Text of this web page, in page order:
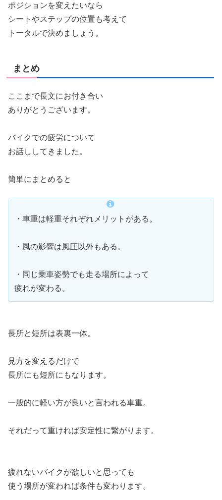
ポジションを変えたいなら
シートやステップの位置も考えて
トータルで決めましょう。
まとめ
ここまで長文にお付き合い
ありがとうございます。
バイクでの疲労について
お話ししてきました。
簡単にまとめると
・車重は軽重それぞれメリットがある。
・風の影響は風圧以外もある。
・同じ乗車姿勢でも走る場所によって
疲れが変わる。
長所と短所は表裏一体。
見方を変えるだけで
長所にも短所にもなります。
一般的に軽い方が良いと言われる車重。
それだって重ければ安定性に繋がります。
疲れないバイクが欲しいと思っても
使う場所が変われば条件も変わります。